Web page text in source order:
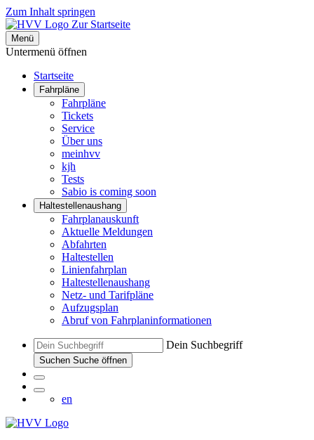
Zum Inhalt springen
Zur Startseite
Menü
Untermenü öffnen
Startseite
Fahrpläne
Fahrpläne
Tickets
Service
Über uns
meinhvv
kjh
Tests
Sabio is coming soon
Haltestellenaushang
Fahrplanauskunft
Aktuelle Meldungen
Abfahrten
Haltestellen
Linienfahrplan
Haltestellenaushang
Netz- und Tarifpläne
Aufzugsplan
Abruf von Fahrplaninformationen
Dein Suchbegriff
Suchen Suche öffnen
en